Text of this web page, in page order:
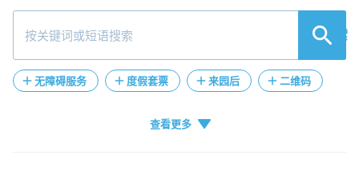
検索
无障碍服务 度假套票 来园后 二维码